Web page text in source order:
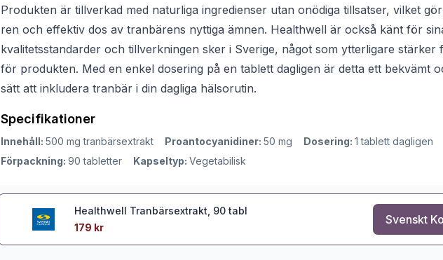
Produkten är tillverkad med naturliga ingredienser utan onödiga tillsatser, vilket
ren och effektiv dos av tranbärens nyttiga ämnen. Healthwell är också känt för
kvalitetsstandarder och tillverkningen sker i Sverige, något som ytterligare stärker
för produkten. Med en enkel dosering på en tablett dagligen är detta ett bekvämt
sätt att inkludera tranbär i din dagliga hälsorutin.
Specifikationer
Innehåll: 500 mg tranbärsextrakt Proantocyanidiner: 50 mg Dosering: 1 tablett dagligen
Förpackning: 90 tabletter Kapseltyp: Vegetabilisk
Healthwell Tranbärsextrakt, 90 tabl
179 kr
Svenskt